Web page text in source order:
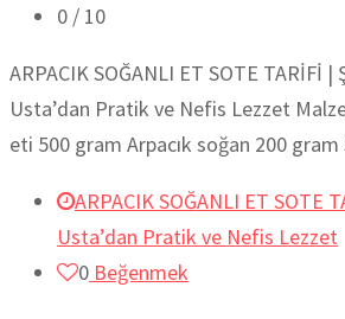
0 / 10
ARPACIK SOĞANLI ET SOTE TARİFİ |
Usta’dan Pratik ve Nefis Lezzet
eti 500 gram Arpacık soğan 200 gram
ARPACIK SOĞANLI ET SOTE
Usta’dan Pratik ve Nefis Lezzet
0 Beğenmek